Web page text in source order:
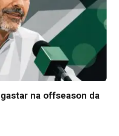
na offseason da